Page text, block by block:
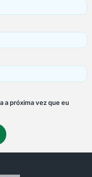
a próxima vez que eu